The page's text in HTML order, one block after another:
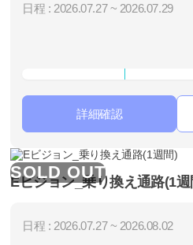
日程 : 2026.07.27 ~ 2026.07.29
詳細確認
SOLD OUT
Eビジョン_乗り換え通路(1週
日程 : 2026.07.27 ~ 2026.08.02